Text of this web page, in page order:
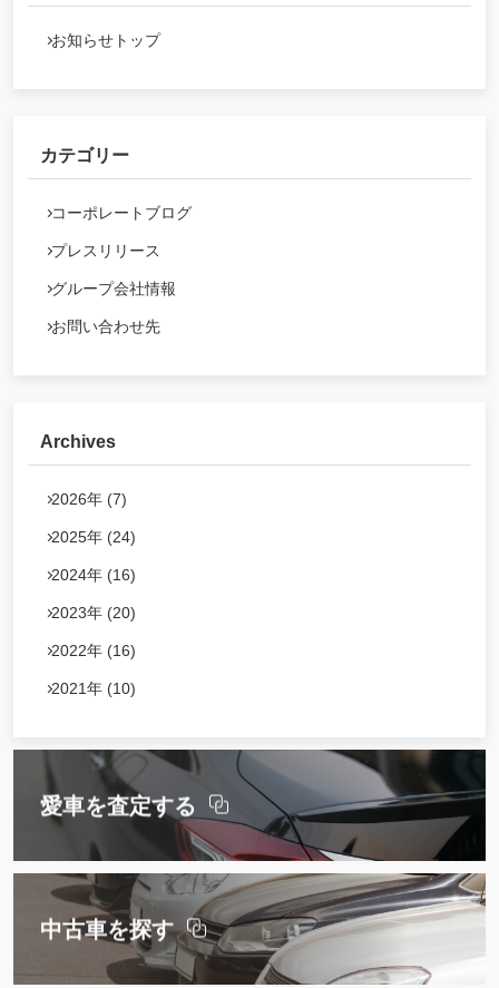
お知らせトップ
カテゴリー
コーポレートブログ
プレスリリース
グループ会社情報
お問い合わせ先
Archives
2026年 (7)
2025年 (24)
2024年 (16)
2023年 (20)
2022年 (16)
2021年 (10)
愛車を査定する
中古車を探す